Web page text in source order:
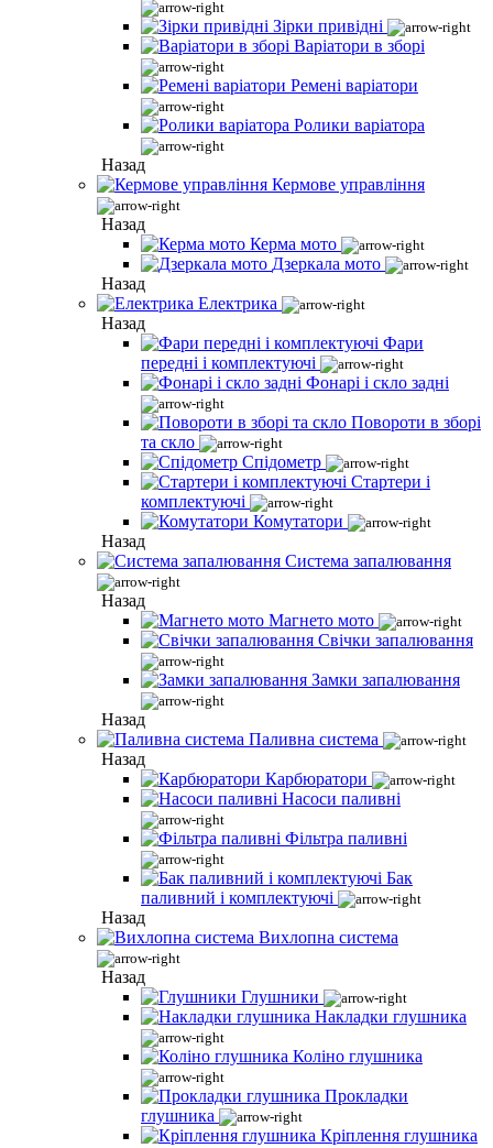
Зірки привідні
Варіатори в зборі
Ремені варіатори
Ролики варіатора
Назад
Кермове управління
Назад
Керма мото
Дзеркала мото
Назад
Електрика
Назад
Фари
передні і комплектуючі
Фонарі і скло задні
Повороти в зборі
та скло
Спідометр
Стартери і
комплектуючі
Комутатори
Назад
Система запалювання
Назад
Магнето мото
Свічки запалювання
Замки запалювання
Назад
Паливна система
Назад
Карбюратори
Насоси паливні
Фільтра паливні
Бак
паливний і комплектуючі
Назад
Вихлопна система
Назад
Глушники
Накладки глушника
Коліно глушника
Прокладки
глушника
Кріплення глушника